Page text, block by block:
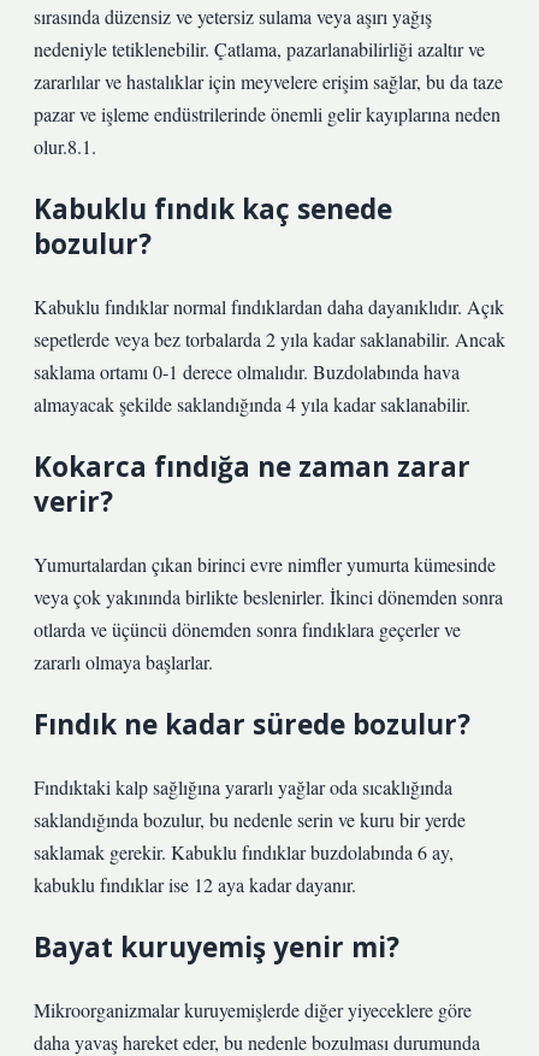
sırasında düzensiz ve yetersiz sulama veya aşırı yağış
nedeniyle tetiklenebilir. Çatlama, pazarlanabilirliği azaltır ve
zararlılar ve hastalıklar için meyvelere erişim sağlar, bu da taze
pazar ve işleme endüstrilerinde önemli gelir kayıplarına neden
olur.8.1.
Kabuklu fındık kaç senede
bozulur?
Kabuklu fındıklar normal fındıklardan daha dayanıklıdır. Açık
sepetlerde veya bez torbalarda 2 yıla kadar saklanabilir. Ancak
saklama ortamı 0-1 derece olmalıdır. Buzdolabında hava
almayacak şekilde saklandığında 4 yıla kadar saklanabilir.
Kokarca fındığa ne zaman zarar
verir?
Yumurtalardan çıkan birinci evre nimfler yumurta kümesinde
veya çok yakınında birlikte beslenirler. İkinci dönemden sonra
otlarda ve üçüncü dönemden sonra fındıklara geçerler ve
zararlı olmaya başlarlar.
Fındık ne kadar sürede bozulur?
Fındıktaki kalp sağlığına yararlı yağlar oda sıcaklığında
saklandığında bozulur, bu nedenle serin ve kuru bir yerde
saklamak gerekir. Kabuklu fındıklar buzdolabında 6 ay,
kabuklu fındıklar ise 12 aya kadar dayanır.
Bayat kuruyemiş yenir mi?
Mikroorganizmalar kuruyemişlerde diğer yiyeceklere göre
daha yavaş hareket eder, bu nedenle bozulması durumunda